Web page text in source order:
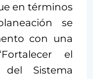
en términos
se
con una
el
Sistema